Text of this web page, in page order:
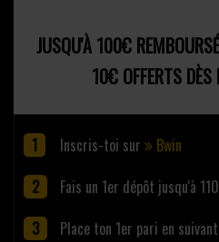
JUSQU'À 100€
10€ OFFERTS DÈS
Inscris-toi sur
Bwin
Fais un 1er dépôt jusqu'à
Place ton 1er pari en